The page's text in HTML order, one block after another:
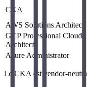
CKA
AWS Solutions Architect
GCP Professional Cloud
Architect
Azure Administrator
Le CKA est vendor-